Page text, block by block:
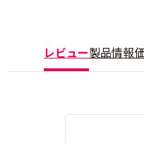
レビュー製品情報